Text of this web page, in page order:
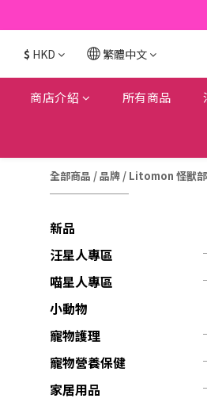
$ HKD 繁體中文
商店介紹 所有商品
全部商品 /品牌 / Litomon 怪獸
新品
汪星人專區
喵星人專區
小動物
寵物護理
寵物營養保健
家居用品